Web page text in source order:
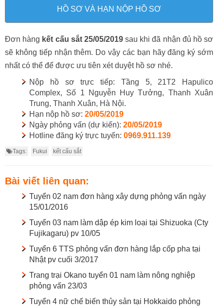
HỒ SƠ VÀ HẠN NỘP HỒ SƠ
Đơn hàng kết cấu sắt 25/05/2019 sau khi đã nhận đủ hồ sơ
sẽ không tiếp nhận thêm. Do vậy các bạn hãy đăng ký sớm
nhất có thể để được ưu tiên xét duyệt hồ sơ nhé.
Nộp hồ sơ trực tiếp: Tầng 5, 21T2 Hapulico
Complex, Số 1 Nguyễn Huy Tưởng, Thanh Xuân
Trung, Thanh Xuân, Hà Nội.
Hạn nộp hồ sơ: 20/05/2019
Ngày phỏng vấn (dự kiến): 20/05/2019
Hotline đăng ký trực tuyến: 0969.911.139
Tags: Fukui kết cấu sắt
Bài viết liên quan:
Tuyển 02 nam đơn hàng xây dựng phỏng vấn ngày
15/01/2016
Tuyển 03 nam làm dập ép kim loại tại Shizuoka (Cty
Fujikagaru) pv 10/05
Tuyển 6 TTS phỏng vấn đơn hàng lắp cốp pha tại
Nhật pv cuối 3/2017
Trang trại Okano tuyển 01 nam làm nông nghiệp
phỏng vấn 23/03
Tuyển 4 nữ chế biến thủy sản tại Hokkaido phỏng